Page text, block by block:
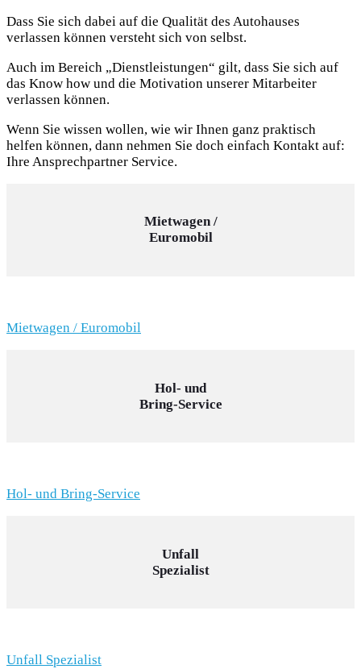
Dass Sie sich dabei auf die Qualität des Autohauses
verlassen können versteht sich von selbst.
Auch im Bereich „Dienstleistungen“ gilt, dass Sie sich auf
das Know how und die Motivation unserer Mitarbeiter
verlassen können.
Wenn Sie wissen wollen, wie wir Ihnen ganz praktisch
helfen können, dann nehmen Sie doch einfach Kontakt auf:
Ihre Ansprechpartner Service.
Mietwagen /
Euromobil
Mietwagen / Euromobil
Hol- und
Bring-Service
Hol- und Bring-Service
Unfall
Spezialist
Unfall Spezialist